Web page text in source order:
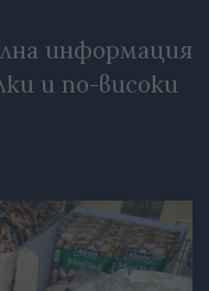
информация
и по-високи